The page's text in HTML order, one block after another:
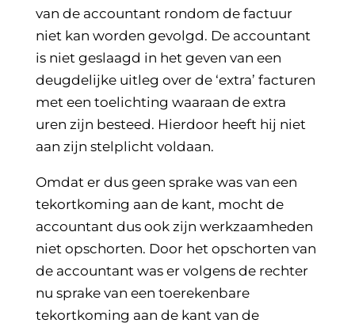
van de accountant rondom de factuur
niet kan worden gevolgd. De accountant
is niet geslaagd in het geven van een
deugdelijke uitleg over de ‘extra’ facturen
met een toelichting waaraan de extra
uren zijn besteed. Hierdoor heeft hij niet
aan zijn stelplicht voldaan.
Omdat er dus geen sprake was van een
tekortkoming aan de kant, mocht de
accountant dus ook zijn werkzaamheden
niet opschorten. Door het opschorten van
de accountant was er volgens de rechter
nu sprake van een toerekenbare
tekortkoming aan de kant van de